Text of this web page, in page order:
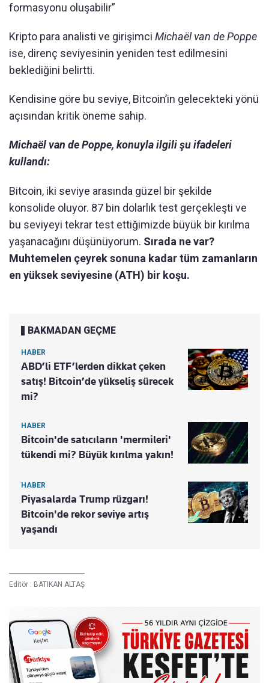
formasyonu oluşabilir”
Kripto para analisti ve girişimci Michaël van de Poppe
ise, direnç seviyesinin yeniden test edilmesini
beklediğini belirtti.
Kendisine göre bu seviye, Bitcoin’in gelecekteki yönü
açısından kritik öneme sahip.
Michaël van de Poppe, konuyla ilgili şu ifadeleri
kullandı:
Bitcoin, iki seviye arasında güzel bir şekilde
konsolide oluyor. 87 bin dolarlık test gerçekleşti ve
bu seviyeyi tekrar test ettiğimizde büyük bir kırılma
yaşanacağını düşünüyorum. Sırada ne var?
Muhtemelen çeyrek sonuna kadar tüm zamanların
en yüksek seviyesine (ATH) bir koşu.
BAKMADAN GEÇME
HABER
ABD’li ETF’lerden dikkat çeken
satış! Bitcoin’de yükseliş sürecek
mi?
HABER
Bitcoin'de satıcıların 'mermileri'
tükendi mi? Büyük kırılma yakın!
HABER
Piyasalarda Trump rüzgarı!
Bitcoin'de rekor seviye artış
yaşandı
Editör : BATIKAN ALTAŞ